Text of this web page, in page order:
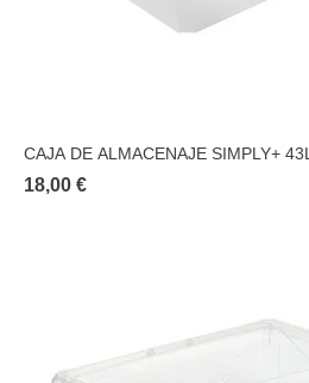
CAJA DE ALMACENAJE SIMPLY+ 43L
18,00 €